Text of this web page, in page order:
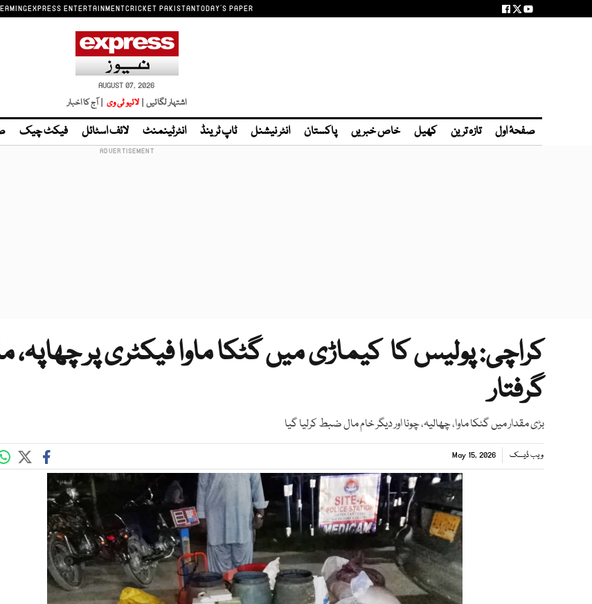
EXPRESS ENTERTAINMENTCRICKET PAKISTANTODAY'S PAPER
AUGUST 07, 2026
اشتہار لگائیں | لائیو ٹی وی | آج کا اخبار
صفحۂ اول تازہ ترین کھیل خاص خبریں پاکستان انٹر نیشنل ٹاپ ٹرینڈ انٹرٹینمنٹ لائف اسٹائل فیکٹ چیک
کراچی: پولیس کا کیماڑی میں گٹکا ماوا فیکٹری پر چھاپہ،
گرفتار
بڑی مقدار میں گٹکا ماوا، چھالیہ، چونا اور دیگر خام مال ضبط کرلیا گیا
ویب ڈیسک May 15, 2026